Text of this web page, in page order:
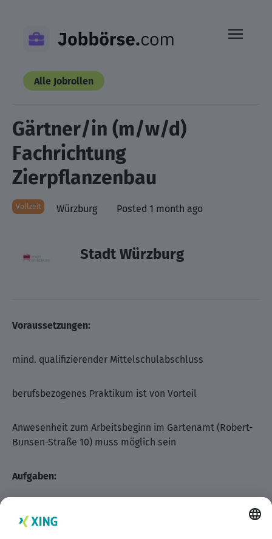
content
Alle Jobrollen
Gärtner/in (m/w/d)
Fachrichtung
Zierpflanzenbau
Vollzeit Würzburg Posted 1 month ago
Stadt Würzburg
Voraussetzungen:
mind. qualifizierender Mittelschulabschluss
berufsbezogenes Praktikum ist von Vorteil
Anwesenheit zum Arbeitsbeginn im Gartenamt (Robert-
Bunsen-Straße 10) muss möglich sein
Aufgaben:
Anzucht und Kultivierung blühender Beetpflanzen sowie
Grünpflanzen und Schnittblumen im Gewächshaus und